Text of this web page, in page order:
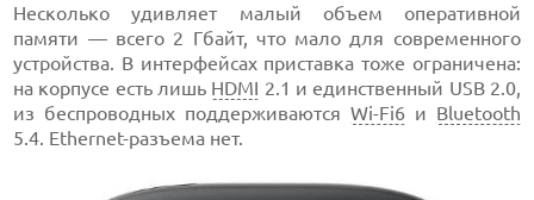
Несколько удивляет малый объем оперативной
памяти — всего 2 Гбайт, что мало для современного
устройства. В интерфейсах приставка тоже ограничена:
на корпусе есть лишь HDMI 2.1 и единственный USB 2.0,
из беспроводных поддерживаются Wi-Fi6и Bluetooth
5.4. Ethernet-разъема нет.